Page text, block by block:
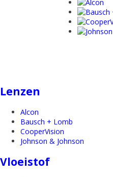
Lenzen
Alcon
Bausch + Lomb
CooperVision
Johnson & Johnson
Vloeistof